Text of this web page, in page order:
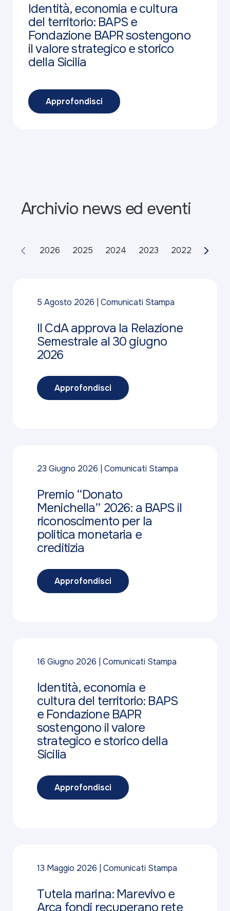
Identità, economia e cultura
del territorio: BAPS e
Fondazione BAPR sostengono
il valore strategico e storico
della Sicilia
Approfondisci
Archivio news ed eventi
2026 2025 2024 2023 2022 2021
5 Agosto 2026 Comunicati Stampa
Il CdA approva la Relazione
Semestrale al 30 giugno
2026
Approfondisci
23 Giugno 2026 Comunicati Stampa
Premio “Donato
Menichella” 2026: a BAPS il
riconoscimento per la
politica monetaria e
creditizia
Approfondisci
16 Giugno 2026 Comunicati Stampa
Identità, economia e
cultura del territorio: BAPS
e Fondazione BAPR
sostengono il valore
strategico e storico della
Sicilia
Approfondisci
13 Maggio 2026 Comunicati Stampa
Tutela marina: Marevivo e
Arca fondi recuperano rete